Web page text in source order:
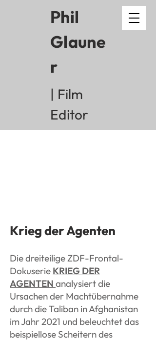
Phil
Glaune
r
| Film
Editor
Krieg der Agenten
Die dreiteilige ZDF-Frontal-
Dokuserie KRIEG DER
AGENTEN analysiert die
Ursachen der Machtübernahme
durch die Taliban in Afghanistan
im Jahr2021 und beleuchtetdas
beispiellose Scheitern des